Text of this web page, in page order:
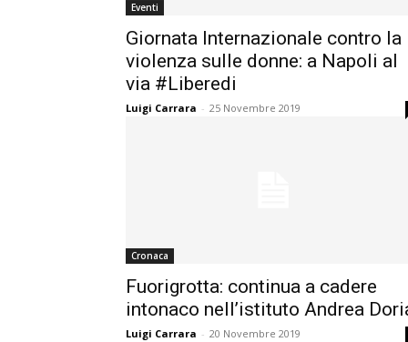
Eventi
Giornata Internazionale contro la
violenza sulle donne: a Napoli al
via #Liberedi
Luigi Carrara - 25 Novembre 2019
Cronaca
Fuorigrotta: continua a cadere
intonaco nell’istituto Andrea
Luigi Carrara - 20 Novembre 2019